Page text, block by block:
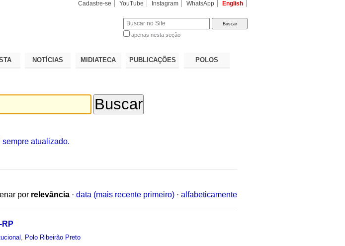
Cadastre-se YouTube Instagram WhatsApp English
apenas nesta seção
NOTÍCIAS MIDIATECA PUBLICAÇÕES POLOS
atualizado.
por relevância · data (mais recente primeiro) · alfabeticamente
Polo Ribeirão Preto